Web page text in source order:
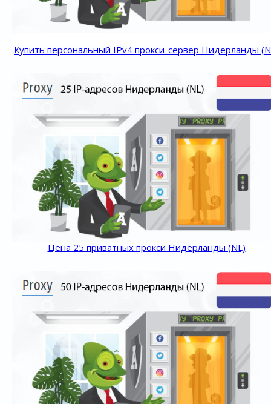
Купить персональный IPv4 прокси-сервер Нидерланды
Цена 25 приватных прокси Нидерланды (NL)